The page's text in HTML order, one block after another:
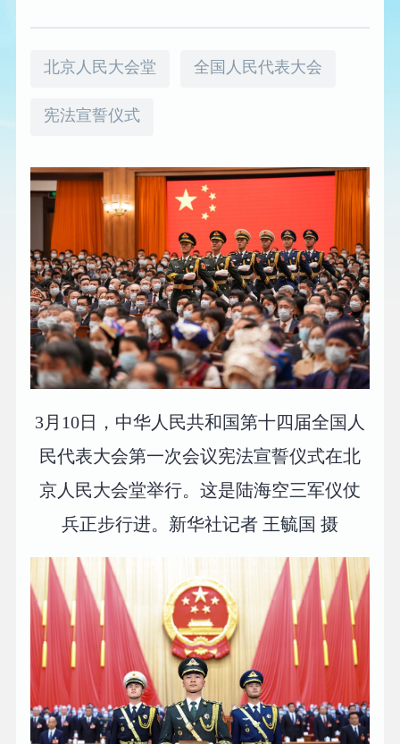
北京人民大会堂 全国人民代表大会
宪法宣誓仪式
3月10日，中华人民共和国第十四届全国人
民代表大会第一次会议宪法宣誓仪式在北
京人民大会堂举行。这是陆海空三军仪仗
兵正步行进。新华社记者 王毓国 摄